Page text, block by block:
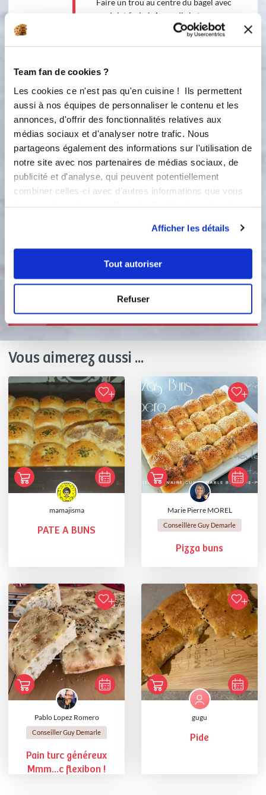
Team fan de cookies ?
Les cookies ce n'est pas qu'en cuisine ! Ils permettent
aussi à nos équipes de personnaliser le contenu et les
annonces, d'offrir des fonctionnalités relatives aux
médias sociaux et d'analyser notre trafic. Nous
partageons également des informations sur l'utilisation de
notre site avec nos partenaires de médias sociaux, de
publicité et d'analyse, qui peuvent potentiellement
combiner celles-ci avec d'autres informations que vous
Afficher les détails
Tout autoriser
Refuser
un doigt fariné. Agrandir le trou en
faisant tourner le bagel entre 2 doigts.
bagels, un par un, 1 minute de chaque
une écumoire et les déposer sur un
linge pour absorber le surplus
d'humidité. Recouvrir la plaque d'une
toile silpain. Si vous le voulez, vous
pouvez disposer un peu de maizena
entre la toile et le bagel (facultatif
avec la silpan). Déposer les bagels. Les
badigeonner au pinceau avec un
jaune d'oeuf + 1 filet d'eau ou avec du
Les parsemer de graines. Enfourner
dorés.
Bon appétit !
Vous aimerez aussi ...
mamajisma
PATE A BUNS
Marie Pierre MOREL
Conseillère Guy Demarle
Pizza buns
Pablo Lopez Romero
Conseiller Guy Demarle
Pain turc généreux
Mmm...c flexibon !
gugu
Pide